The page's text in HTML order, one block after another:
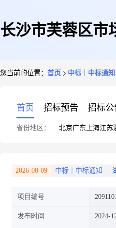
长沙市芙蓉区市
您当前的位置： 首页 中标｜中标通知
首页 招标预告 招标公
省份地区： 北京广东 上海江苏
2026-08-09 中标｜中标通知
项目编号
发布时间 2024-